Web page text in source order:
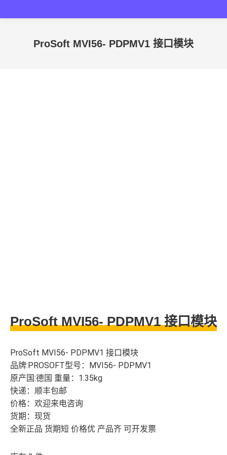
ProSoft MVI56- PDPMV1 接口模块
ProSoft MVI56- PDPMV1 接口模块
ProSoft MVI56- PDPMV1 接口模块
品牌:PROSOFT型号：MVI56- PDPMV1
原产国:德国 重量：1.35kg
快递：顺丰包邮
价格：欢迎来电咨询
货期：现货
全新正品 货期短 价格优 产品齐 可开发票